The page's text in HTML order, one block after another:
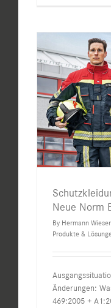
Neue Norm
By Hermann Wieser
Produkte &
Änderungen:
469:2005 +